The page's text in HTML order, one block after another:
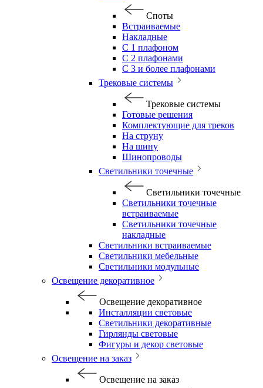
Споты
Встраиваемые
Накладные
С 1 плафоном
С 2 плафонами
С 3 и более плафонами
Трековые системы
Трековые системы
Готовые решения
Комплектующие для треков
На струну
На шину
Шинопроводы
Светильники точечные
Светильники точечные
Светильники точечные
встраиваемые
Светильники точечные
накладные
Светильники встраиваемые
Светильники мебельные
Светильники модульные
Освещение декоративное
Освещение декоративное
Инсталляции световые
Светильники декоративные
Гирлянды световые
Фигуры и декор световые
Освещение на заказ
Освещение на заказ